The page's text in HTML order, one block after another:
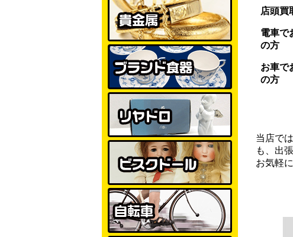
店頭買
電車で
の方
お車で
の方
当店で
も、出
お気軽